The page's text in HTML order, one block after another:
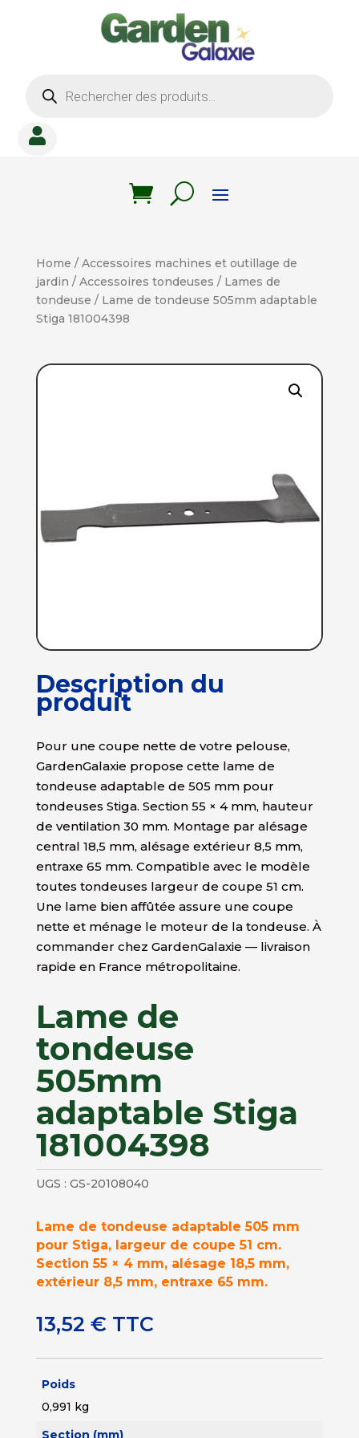
produits

Home / Accessoires machines et outillage de
jardin / Accessoires tondeuses / Lames de
tondeuse / Lame de tondeuse 505mm adaptable
Stiga 181004398
Description du
produit
Pour une coupe nette de votre pelouse,
GardenGalaxie propose cette lame de
tondeuse adaptable de 505 mm pour
tondeuses Stiga. Section 55 × 4 mm, hauteur
de ventilation 30 mm. Montage par alésage
central 18,5 mm, alésage extérieur 8,5 mm,
entraxe 65 mm. Compatible avec le modèle
toutes tondeuses largeur de coupe 51 cm.
Une lame bien affûtée assure une coupe
nette et ménage le moteur de la tondeuse. À
commander chez GardenGalaxie — livraison
rapide en France métropolitaine.
Lame de
tondeuse
505mm
adaptable Stiga
181004398
UGS : GS-20108040
Lame de tondeuse adaptable 505 mm
pour Stiga, largeur de coupe 51 cm.
Section 55 × 4 mm, alésage 18,5 mm,
extérieur 8,5 mm, entraxe 65 mm.
13,52 € TTC
Poids
0,991 kg
Section (mm)